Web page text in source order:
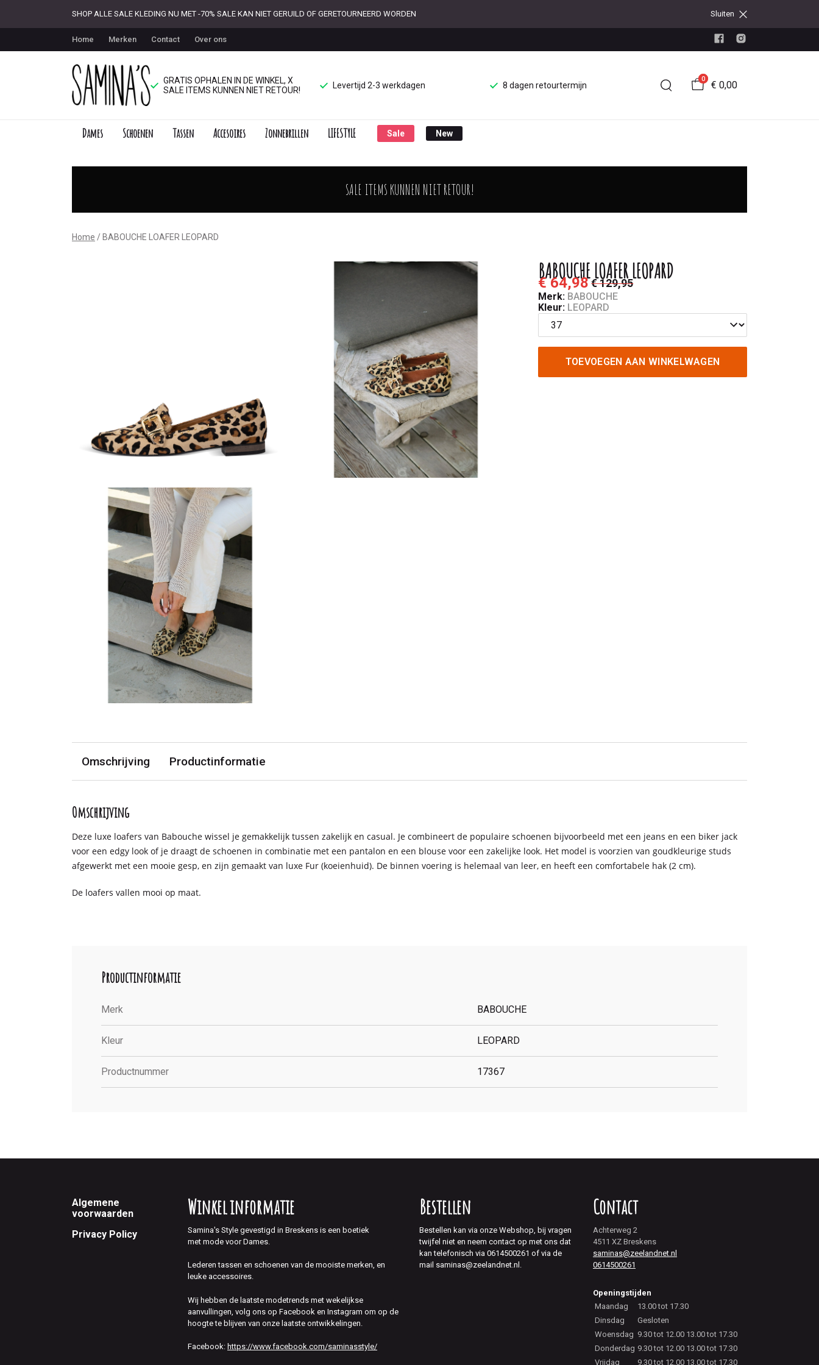
SHOP ALLE SALE KLEDING NU MET -70% SALE KAN NIET GERUILD OF GERETOURNEERD WORDEN Sluiten
Home Merken Contact Over ons
GRATIS OPHALEN IN DE WINKEL, X
SALE ITEMS KUNNEN NIET RETOUR!
Levertijd 2-3 werkdagen 8 dagen retourtermijn
0
€ 0,00
Dames Schoenen Tassen Accesoires Zonnebrillen LIFESTYLE Sale New
SALE ITEMS KUNNEN NIET RETOUR!
Home BABOUCHE LOAFER LEOPARD
BABOUCHE LOAFER LEOPARD
€ 64,98€ 129,95
Merk: BABOUCHE
Kleur: LEOPARD
TOEVOEGEN AAN WINKELWAGEN
Omschrijving Productinformatie
Omschrijving
Deze luxe loafers van Babouche wissel je gemakkelijk tussen zakelijk en casual. Je combineert de populaire schoenen bijvoorbeeld met een jeans en een biker jack
voor een edgy look of je draagt de schoenen in combinatie met een pantalon en een blouse voor een zakelijke look. Het model is voorzien van goudkleurige studs
afgewerkt met een mooie gesp, en zijn gemaakt van luxe Fur (koeienhuid). De binnen voering is helemaal van leer, en heeft een comfortabele hak (2 cm).
De loafers vallen mooi op maat.
Productinformatie
Merk BABOUCHE
Kleur LEOPARD
Productnummer 17367
Footer
Algemene
voorwaarden
Privacy Policy
Winkel informatie
Samina's Style gevestigd in Breskens is een boetiek
met mode voor Dames.
Lederen tassen en schoenen van de mooiste merken, en
leuke accessoires.
Wij hebben de laatste modetrends met wekelijkse
aanvullingen, volg ons op Facebook en Instagram om op de
hoogte te blijven van onze laatste ontwikkelingen.
Facebook: https://www.facebook.com/saminasstyle/
Bestellen
Bestellen kan via onze Webshop, bij vragen
twijfel niet en neem contact op met ons dat
kan telefonisch via 0614500261 of via de
mail saminas@zeelandnet.nl.
Contact
Achterweg 2
4511 XZ Breskens
saminas@zeelandnet.nl
0614500261
Openingstijden
Maandag
13.00 tot 17.30
Dinsdag
Gesloten
Woensdag 9.30 tot 12.00 13.00 tot 17.30
Donderdag 9.30 tot 12.00 13.00 tot 17.30
Vrijdag
9.30 tot 12.00 13.00 tot 17.30